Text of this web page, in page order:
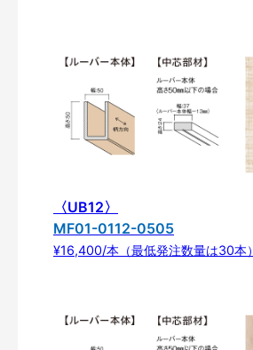
〈UB12〉
MF01-0112-0505
¥16,400/本（最低発注数量は30本）